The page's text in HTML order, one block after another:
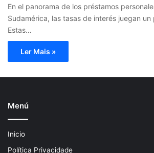
En el panorama de los préstamos
Sudamérica, las tasas de interés juegan
Estas…
Ler Mais »
Menú
Inicio
Política Privacidade